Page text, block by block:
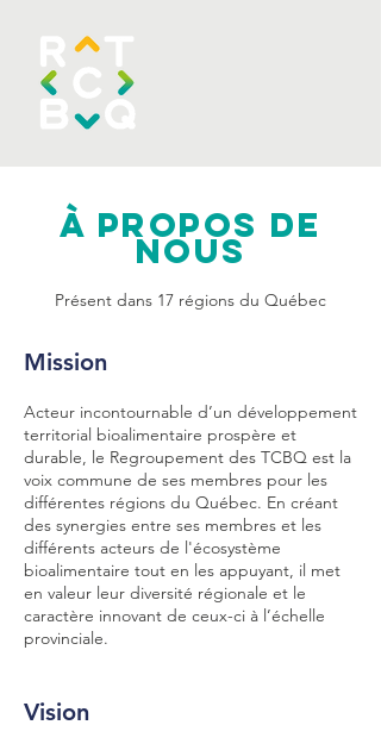
À propos de
nous
Présent dans 17 régions du Québec
Mission
Acteur incontournable d’un développement
territorial bioalimentaire prospère et
durable, le Regroupement des TCBQ est la
voix commune de ses membres pour les
différentes régions du Québec. En créant
des synergies entre ses membres et les
différents acteurs de l'écosystème
bioalimentaire tout en les appuyant, il met
en valeur leur diversité régionale et le
caractère innovant de ceux-ci à l’échelle
provinciale.
Vision